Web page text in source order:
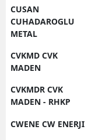
CUSAN
CUHADAROGLU
METAL
CVKMD CVK
MADEN
CVKMDR CVK
MADEN - RHKP
CWENE CW ENERJI